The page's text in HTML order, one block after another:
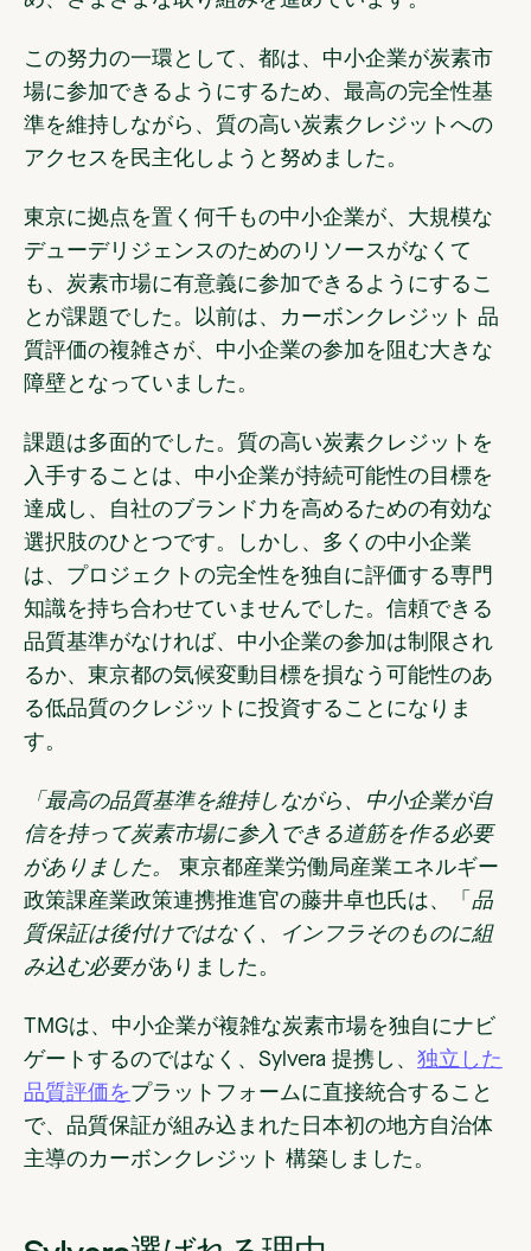
この努力の一環として、都は、中小企業が炭素市
場に参加できるようにするため、最高の完全性基
準を維持しながら、質の高い炭素クレジットへの
アクセスを民主化しようと努めました。
東京に拠点を置く何千もの中小企業が、大規模な
デューデリジェンスのためのリソースがなくて
も、炭素市場に有意義に参加できるようにするこ
とが課題でした。以前は、カーボンクレジット 品
質評価の複雑さが、中小企業の参加を阻む大きな
障壁となっていました。
課題は多面的でした。質の高い炭素クレジットを
入手することは、中小企業が持続可能性の目標を
達成し、自社のブランド力を高めるための有効な
選択肢のひとつです。しかし、多くの中小企業
は、プロジェクトの完全性を独自に評価する専門
知識を持ち合わせていませんでした。信頼できる
品質基準がなければ、中小企業の参加は制限され
るか、東京都の気候変動目標を損なう可能性のあ
る低品質のクレジットに投資することになりま
す。
「最高の品質基準を維持しながら、中小企業が自
信を持って炭素市場に参入できる道筋を作る必要
がありました。
東京都産業労働局産業エネルギー
政策課産業政策連携推進官の藤井卓也氏は、「 品
質保証は後付けではなく、インフラそのものに組
み込む必要がありました。
TMGは、中小企業が複雑な炭素市場を独自にナビ
ゲートするのではなく、Sylvera 提携し、 独立した
品質評価をプラットフォームに直接統合すること
で、品質保証が組み込まれた日本初の地方自治体
主導のカーボンクレジット 構築しました。